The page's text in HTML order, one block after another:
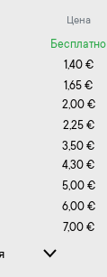
Цена
Бесплатно
1,40 €
1,65 €
2,00 €
2,25 €
3,50 €
4,30 €
5,00 €
6,00 €
7,00 €